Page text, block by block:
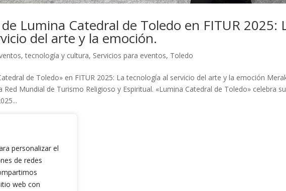
personalizar el
de redes
web con
Lumina Catedral de Toledo en FITUR 2025:
del arte y la emoción.
tecnología y cultura, Servicios para eventos, Toledo
de Toledo» en FITUR 2025: La tecnología al servicio del arte y la emoción
Red Mundial de Turismo Religioso y Espiritual. «Lumina Catedral de Toledo» celebra su